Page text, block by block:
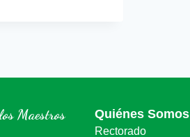
Maestros Quiénes Somos
Rectorado